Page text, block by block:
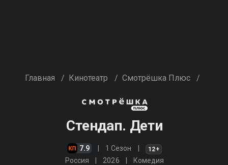
Главная / Кинотеатр / Смотрёшка Плюс /
Стендап. Дети
7.9 1 Сезон 12+
Россия 2026 Комедия